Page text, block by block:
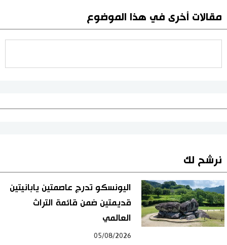
مقالات أخرى في هذا الموضوع
نرشح لك
اليونسكو تدرج عاصمتين يابانيتين
قديمتين ضمن قائمة التراث
العالمي
05/08/2026